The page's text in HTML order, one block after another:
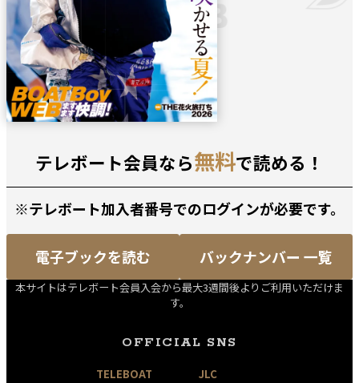
テレボート会員なら無料で読める！
※テレボート加入者番号でのログインが必要です。
電子ブックを読む バックナンバー 一覧
本サイトはテレボート会員入会から最大3週間後よりご利用いただけま
す。
OFFICIAL SNS
TELEBOAT JLC